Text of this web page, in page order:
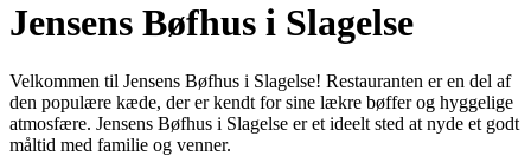
Jensens Bøfhus i Slagelse
Velkommen til Jensens Bøfhus i Slagelse! Restauranten er en del af
den populære kæde, der er kendt for sine lækre bøffer og hyggelige
atmosfære. Jensens Bøfhus i Slagelse er et ideelt sted at nyde et godt
måltid med familie og venner.